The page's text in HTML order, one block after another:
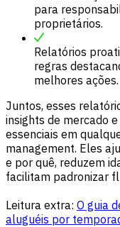
para
proprietários.
Relatórios
regras
melhores ações.
Juntos, esses
insights de mercado
essenciais em
management. Eles
e por quê, reduzem
facilitam padronizar
Leitura extra: O guia
aluguéis por